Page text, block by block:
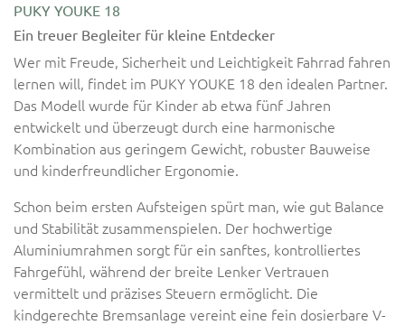
PUKY YOUKE 18
Ein treuer Begleiter für kleine Entdecker
Wer mit Freude, Sicherheit und Leichtigkeit Fahrrad fahren
lernen will, findet im PUKY YOUKE 18 den idealen Partner.
Das Modell wurde für Kinder ab etwa fünf Jahren
entwickelt und überzeugt durch eine harmonische
Kombination aus geringem Gewicht, robuster Bauweise
und kinderfreundlicher Ergonomie.
Schon beim ersten Aufsteigen spürt man, wie gut Balance
und Stabilität zusammenspielen. Der hochwertige
Aluminiumrahmen sorgt für ein sanftes, kontrolliertes
Fahrgefühl, während der breite Lenker Vertrauen
vermittelt und präzises Steuern ermöglicht. Die
kindgerechte Bremsanlage vereint eine fein dosierbare V-